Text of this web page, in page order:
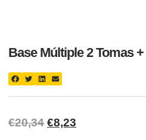
Base Múltiple 2 Tomas
€20,34 €8,23